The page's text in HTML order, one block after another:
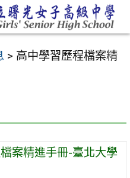
> 高中學習歷程檔案精
案精進手冊-臺北大學